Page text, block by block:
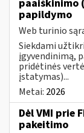
paaiškinimo
papildymo
Web turinio
Siekdami
įgyvendinimą,
pridėtinės
įstatymas)...
Metai: 2026
Dėl VMI prie
pakeitimo